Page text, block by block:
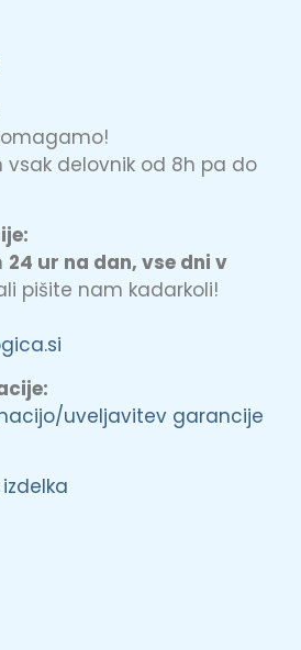
vsak delovnik od 8h pa do
24 ur na dan, vse dni v
pišite nam kadarkoli!
uveljavitev garancije